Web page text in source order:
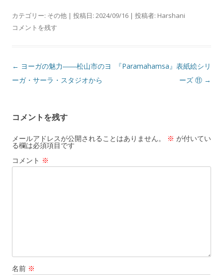
カテゴリー: その他 | 投稿日: 2024/09/16 | 投稿者: Harshani
コメントを残す
投
稿
ゲ
ー
シ
ョ
← ヨーガの魅力――松山市のヨ
ーガ・サーラ・スタジオから
『Paramahamsa』表紙絵シリ
ーズ ⑪ →
コメントを残す
メールアドレスが公開されることはありません。 ※ が付いてい
る欄は必須項目です
コメント ※
名前 ※